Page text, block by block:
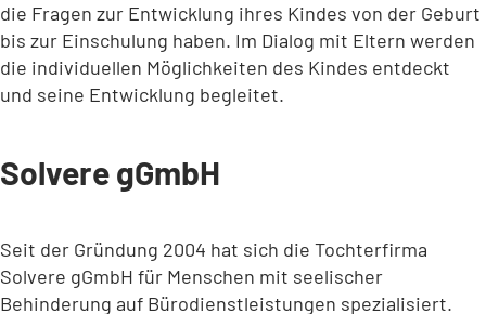
die Fragen zur Entwicklung ihres Kindes von der Geburt
bis zur Einschulung haben. Im Dialog mit Eltern werden
die individuellen Möglichkeiten des Kindes entdeckt
und seine Entwicklung begleitet.
Solvere gGmbH
Seit der Gründung 2004 hat sich die Tochterfirma
Solvere gGmbH für Menschen mit seelischer
Behinderung auf Bürodienstleistungen spezialisiert.